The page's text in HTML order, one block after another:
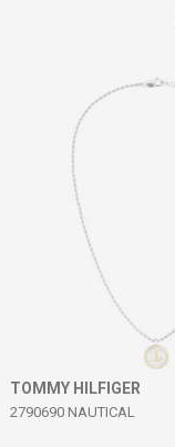
TOMMY HILFIGER
2790690 NAUTICAL